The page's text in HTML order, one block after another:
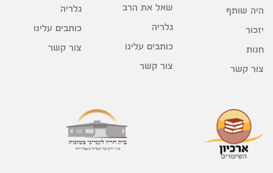
היה שותף
יזכור
חנות
צור קשר
שאל את הרב
גלריה
כותבים עלינו
צור קשר
גלריה
כותבים עלינו
צור קשר